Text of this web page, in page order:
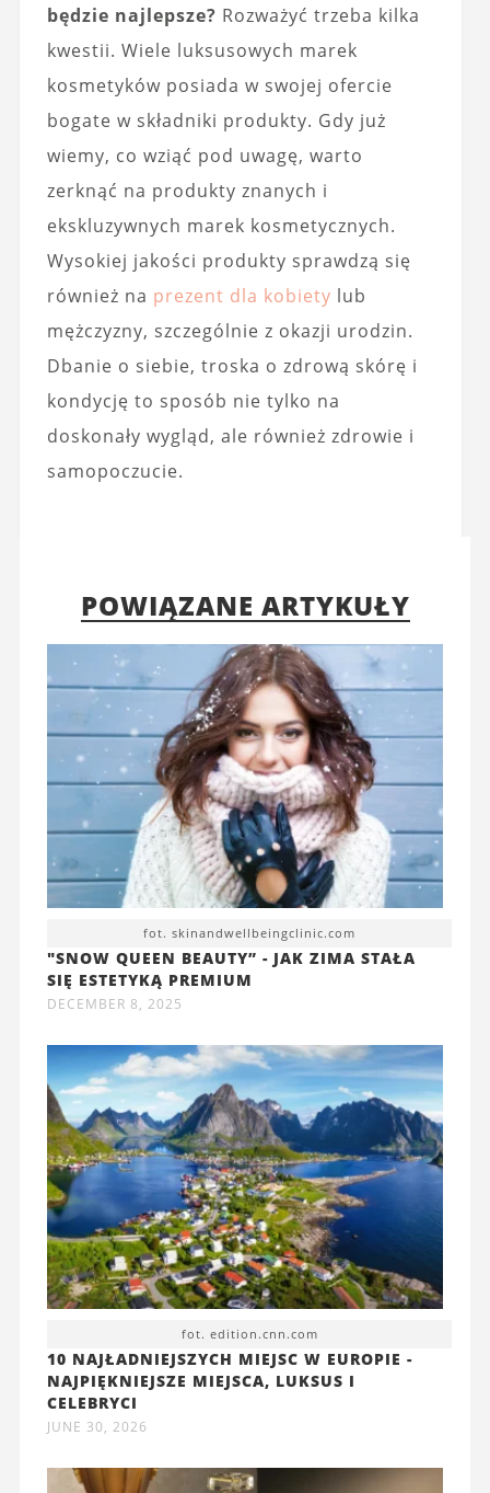
będzie najlepsze? Rozważyć trzeba kilka
kwestii. Wiele luksusowych marek
kosmetyków posiada w swojej ofercie
bogate w składniki produkty. Gdy już
wiemy, co wziąć pod uwagę, warto
zerknąć na produkty znanych i
ekskluzywnych marek kosmetycznych.
Wysokiej jakości produkty sprawdzą się
również na prezent dla kobiety lub
mężczyzny, szczególnie z okazji urodzin.
Dbanie o siebie, troska o zdrową skórę i
kondycję to sposób nie tylko na
doskonały wygląd, ale również zdrowie i
samopoczucie.
POWIĄZANE ARTYKUŁY
fot. skinandwellbeingclinic.com
"SNOW QUEEN BEAUTY” - JAK ZIMA STAŁA
SIĘ ESTETYKĄ PREMIUM
DECEMBER 8, 2025
fot. edition.cnn.com
10 NAJŁADNIEJSZYCH MIEJSC W EUROPIE -
NAJPIĘKNIEJSZE MIEJSCA, LUKSUS I
CELEBRYCI
JUNE 30, 2026